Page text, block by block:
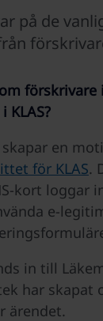
på de
förskrivare
KLAS?
en
för KLAS.
kort loggar
e-
in till
har skapat
ärendet.